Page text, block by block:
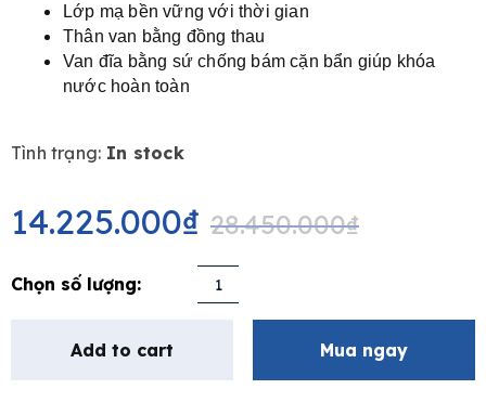
Lớp mạ bền vững với thời gian
Thân van bằng đồng thau
Van đĩa bằng sứ chống bám cặn bẩn giúp khóa
nước hoàn toàn
Tình trạng: In stock
28.450.000₫
price
was:
28.450.000₫.
14.225.000₫
price
is:
14.225.000₫.
Bồn
Add to cart Mua ngay